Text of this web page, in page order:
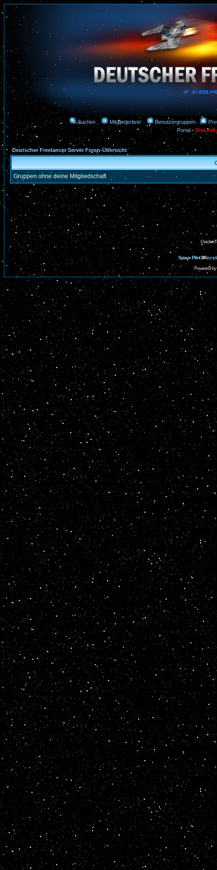
Suchen Mitgliederliste Benutzergruppen
Portal-Discord
Deutscher Freelancer Server Foren-Übersicht
Gruppen ohne deine Mitgliedschaft
Space Pilot3K
Powered by